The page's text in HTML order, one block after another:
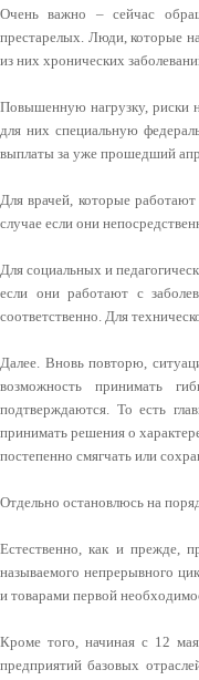
Очень важно – сейчас
престарелых. Люди, которые
из них хронических
Повышенную нагрузку, риски
для них специальную
выплаты за уже прошедший
Для врачей, которые
случае если они
Для социальных и
если они работают с
соответственно. Для
Далее. Вновь повторю,
возможность принимать
подтверждаются. То есть
принимать решения о
постепенно смягчать или
Отдельно остановлюсь на
Естественно, как и прежде,
называемого непрерывного
и товарами первой
Кроме того, начиная с 12 мая
предприятий базовых